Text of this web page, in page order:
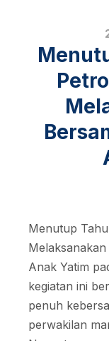
Menutup
Anak Yatim
kegiatan ini
penuh
perwakilan